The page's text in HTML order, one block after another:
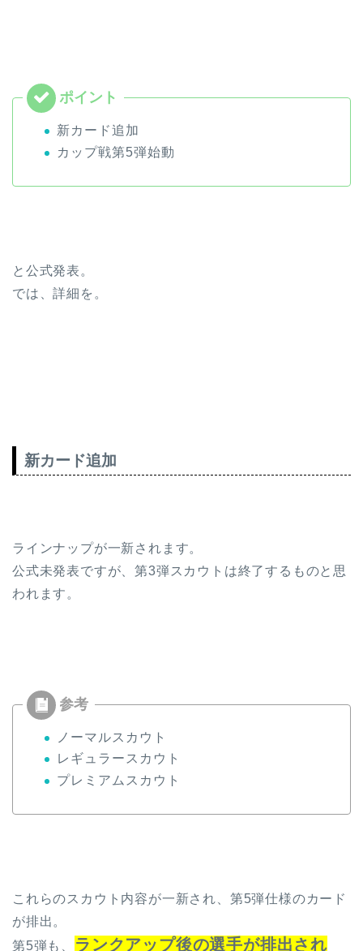
新カード追加
カップ戦第5弾始動
と公式発表。
では、詳細を。
新カード追加
ラインナップが一新されます。
公式未発表ですが、第3弾スカウトは終了するものと思
われます。
ノーマルスカウト
レギュラースカウト
プレミアムスカウト
これらのスカウト内容が一新され、第5弾仕様のカード
が排出。
第5弾も、
ランクアップ後の選手が排出され